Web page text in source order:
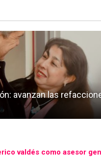
avanzan las
valdés como asesor